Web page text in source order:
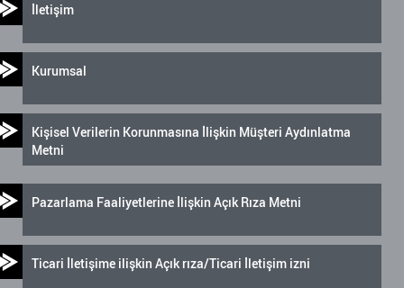
İletişim
Kurumsal
Kişisel Verilerin Korunmasına İlişkin Müşteri Aydınlatma
Metni
Pazarlama Faaliyetlerine İlişkin Açık Rıza Metni
Ticari İletişime ilişkin Açık rıza/Ticari İletişim izni